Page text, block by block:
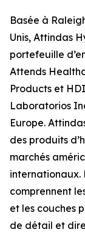
Basée à
Unis, Attindas
portefeuille
Attends
Products et
Laboratorios
Europe.
des produits
marchés
internationaux.
comprennent
et les couches
de détail et